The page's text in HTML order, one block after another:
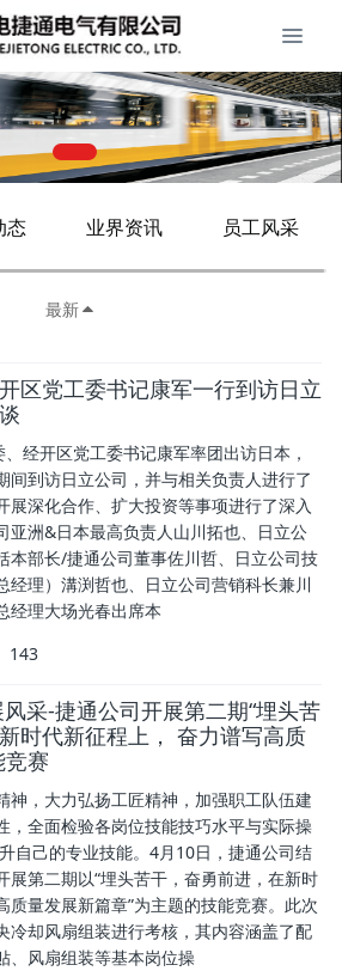
态 业界资讯 员工风采
最新
区党工委书记康军一行到访日立
经开区党工委书记康军率团出访日本，
间到访日立公司，并与相关负责人进行了
展深化合作、扩大投资等事项进行了深入
亚洲&日本最高负责人山川拓也、日立公
本部长/捷通公司董事佐川哲、日立公司技
经理）溝渕哲也、日立公司营销科长兼川
经理大场光春出席本
143
采-捷通公司开展第二期“埋头苦
时代新征程上， 奋力谱写高质
竞赛
神，大力弘扬工匠精神，加强职工队伍建
，全面检验各岗位技能技巧水平与实际操
自己的专业技能。4月10日，捷通公司结
展第二期以“埋头苦干，奋勇前进，在新时
质量发展新篇章”为主题的技能竞赛。此次
冷却风扇组装进行考核，其内容涵盖了配
、风扇组装等基本岗位操